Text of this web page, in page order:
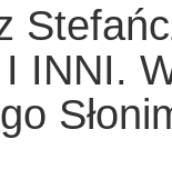
INNI.